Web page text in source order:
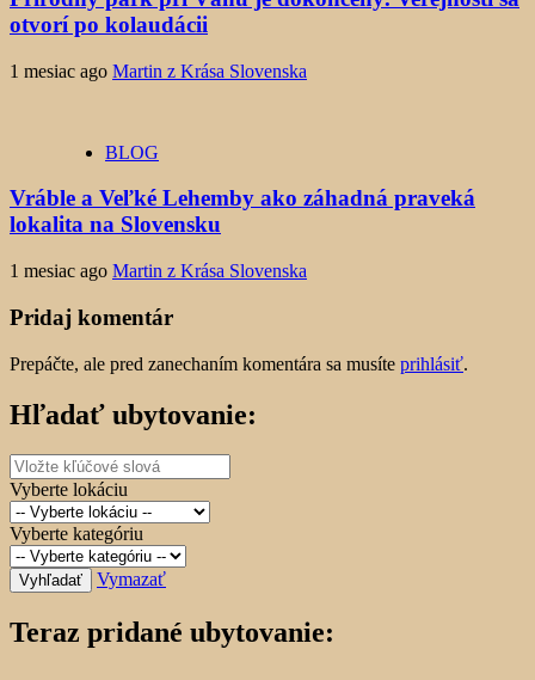
otvorí po kolaudácii
1 mesiac ago Martin z Krása Slovenska
BLOG
Vráble a Veľké Lehemby ako záhadná praveká
lokalita na Slovensku
1 mesiac ago Martin z Krása Slovenska
Pridaj komentár
Prepáčte, ale pred zanechaním komentára sa musíte prihlásiť.
Hľadať ubytovanie:
Vyberte lokáciu
Vyberte kategóriu
Vyhľadať Vymazať
Teraz pridané ubytovanie: